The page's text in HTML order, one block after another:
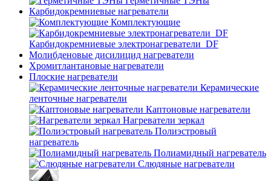
Карбидокремниевые нагреватели
Комплектующие
Карбидокремниевые электронагреватели_DF
Молибденовые дисилицид нагреватели
Хромитлантановые нагреватели
Плоские нагреватели
Керамические
ленточные нагреватели
Каптоновые нагреватели
Нагреватели зеркал
Полиэстровый
нагреватель
Полиамидный нагреватель
Слюдяные нагреватели